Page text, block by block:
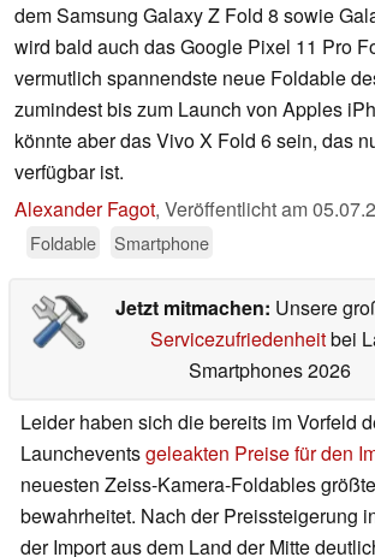
dem Samsung Galaxy Z Fold 8 sowie
wird bald auch das Google Pixel 11 Pro
vermutlich spannendste neue Foldable
zumindest bis zum Launch von Apples
könnte aber das Vivo X Fold 6 sein, das
verfügbar ist.
Alexander Fagot, Veröffentlicht am
Foldable
Smartphone
Jetzt mitmachen: Unsere
Servicezufriedenheitbei
Smartphones 2026
Leider haben sich die bereits im Vorfeld
Launcheventsgeleakten Preise für den
neuesten Zeiss-Kamera-Foldables
bewahrheitet. Nach der Preissteigerung
der Import aus dem Land der Mitte